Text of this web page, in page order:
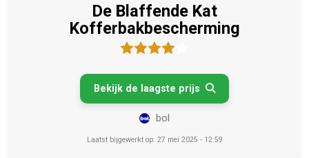
De Blaffende Kat
Kofferbakbescherming
Bekijk de laagste prijs 
bol
Laatst bijgewerkt op: 27 mei 2025 - 12:59